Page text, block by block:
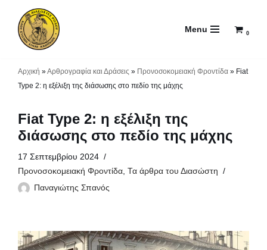
Μεταπηδήστε
Menu 0
Αρχική »Αρθρογραφία και Δράσεις » Προνοσοκομειακή Φροντίδα » Fiat
Type 2: η εξέλιξη της διάσωσης στο πεδίο της μάχης
Fiat Type 2: η εξέλιξη της
διάσωσης στο πεδίο της μάχης
17 Σεπτεμβρίου 2024
Προνοσοκομειακή Φροντίδα, Τα άρθρα του Διασώστη
Παναγιώτης Σπανός